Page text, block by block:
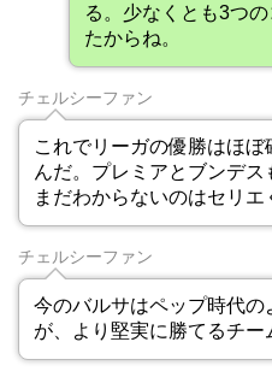
る。少なくとも3つ
たからね。
チェルシーファン
これでリーガの優勝はほぼ
んだ。プレミアとブンデ
まだわからないのはセリエ
チェルシーファン
今のバルサはペップ時代の
が、より堅実に勝てるチー